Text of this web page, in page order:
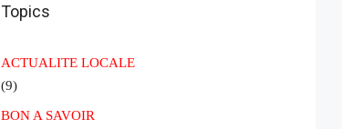
Topics
ACTUALITE LOCALE
(9)
BON A SAVOIR